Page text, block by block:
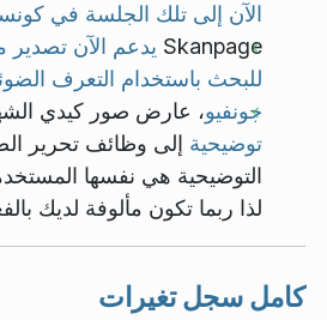
الآن إلى تلك الجلسة في
Skanpage
للبحث باستخدام التعرف
جونفيو، عارض صور كيدي
توضيحية إلى وظائف تحرير
التوضيحية هي نفسها
لذا ربما تكون مألوفة لديك
كامل سجل تغيرات